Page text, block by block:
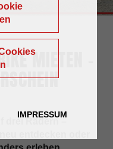
IMPRESSUM
MIETEN –
Rädern –
entdecken oder